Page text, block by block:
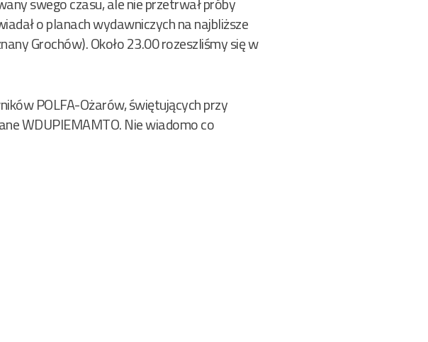
o planach wydawniczych na najbliższe
Grochów). Około 23.00 rozeszliśmy się w
POLFA-Ożarów, świętujących przy
WDUPIEMAMTO. Nie wiadomo co